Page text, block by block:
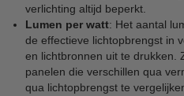
verlichting altijd beperkt.
Lumen per watt: Het aantal
de effectieve lichtopbrengst in
en lichtbronnen uit te drukken.
panelen die verschillen qua
qua lichtopbrengst te